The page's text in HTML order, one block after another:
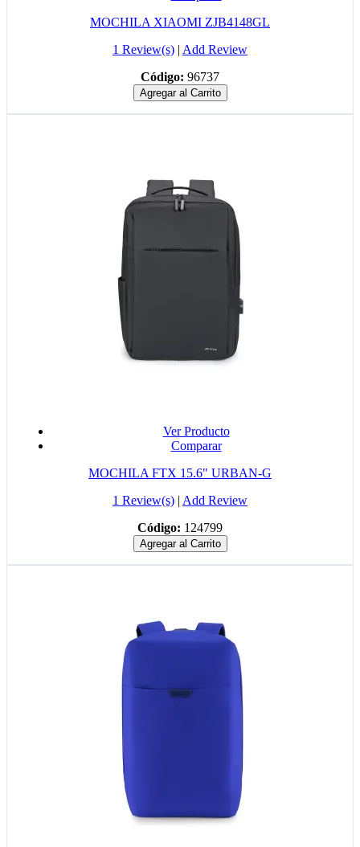
MOCHILA XIAOMI ZJB4148GL
1 Review(s) | Add Review
Código: 96737
Agregar al Carrito
Ver Producto
Comparar
MOCHILA FTX 15.6" URBAN-G
1 Review(s) | Add Review
Código: 124799
Agregar al Carrito